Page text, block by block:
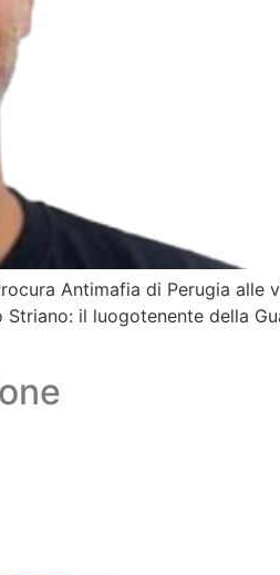
Antimafia di Perugia alle
il luogotenente della